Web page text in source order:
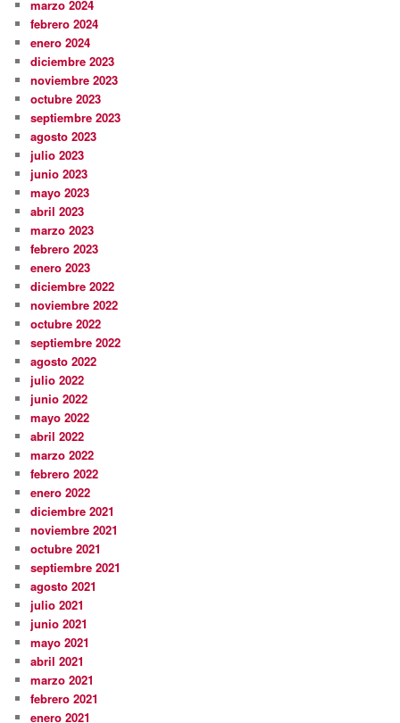
marzo 2024
febrero 2024
enero 2024
diciembre 2023
noviembre 2023
octubre 2023
septiembre 2023
agosto 2023
julio 2023
junio 2023
mayo 2023
abril 2023
marzo 2023
febrero 2023
enero 2023
diciembre 2022
noviembre 2022
octubre 2022
septiembre 2022
agosto 2022
julio 2022
junio 2022
mayo 2022
abril 2022
marzo 2022
febrero 2022
enero 2022
diciembre 2021
noviembre 2021
octubre 2021
septiembre 2021
agosto 2021
julio 2021
junio 2021
mayo 2021
abril 2021
marzo 2021
febrero 2021
enero 2021